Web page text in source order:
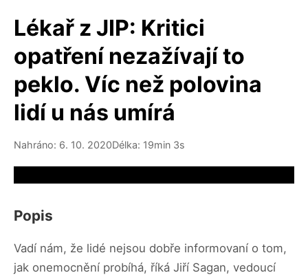
Lékař z JIP: Kritici
opatření nezažívají to
peklo. Víc než polovina
lidí u nás umírá
Nahráno: 6. 10. 2020Délka: 19min 3s
Popis
Vadí nám, že lidé nejsou dobře informovaní o tom,
jak onemocnění probíhá, říká Jiří Sagan, vedoucí